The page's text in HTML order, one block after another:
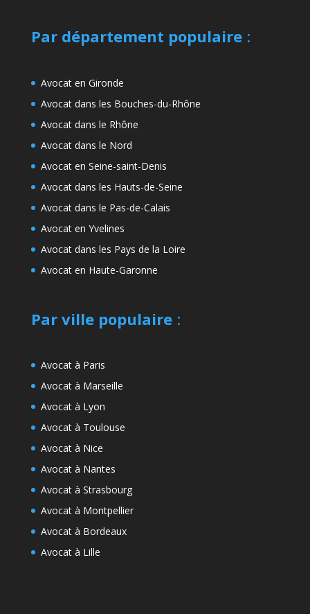
Par département populaire:
Avocat en Gironde
Avocat dans les Bouches-du-Rhône
Avocat dans le Rhône
Avocat dans le Nord
Avocat en Seine-saint-Denis
Avocat dans les Hauts-de-Seine
Avocat dans le Pas-de-Calais
Avocat en Yvelines
Avocat dans les Pays de la Loire
Avocat en Haute-Garonne
Par ville populaire:
Avocat à Paris
Avocat à Marseille
Avocat à Lyon
Avocat à Toulouse
Avocat à Nice
Avocat à Nantes
Avocat à Strasbourg
Avocat à Montpellier
Avocat à Bordeaux
Avocat à Lille